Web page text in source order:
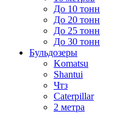
До 10 тонн
До 20 тонн
До 25 тонн
До 30 тонн
Бульдозеры
Komatsu
Shantui
Чтз
Caterpillar
2 метра